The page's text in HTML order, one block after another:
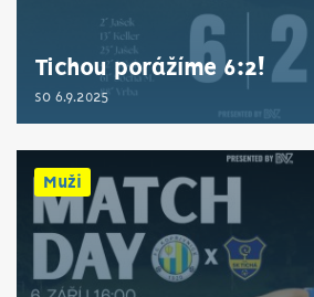
Tichou porážíme 6:2!
so 6.9.2025
Muži